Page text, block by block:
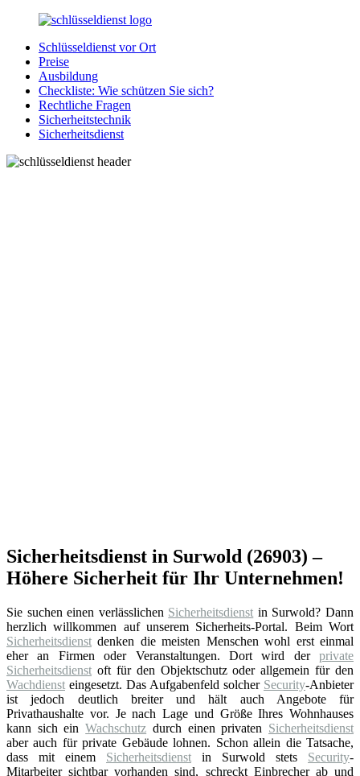
Zurück
Inhalt
SchluesseldienstDirekt.de
Ihre
Notlage
wird
gelöst!
Schlüsseldienst vor Ort
Preise
Ausbildung
Checkliste: Wie schützen Sie sich?
Rechtliche Fragen
Sicherheitstechnik
Sicherheitsdienst
Sicherheitsdienst in Surwold (26903) –
Höhere Sicherheit für Ihr Unternehmen!
Sie suchen einen verlässlichen Sicherheitsdienst in Surwold? Dann
herzlich willkommen auf unserem Sicherheits-Portal. Beim Wort
Sicherheitsdienst denken die meisten Menschen wohl erst einmal
eher an Firmen oder Veranstaltungen. Dort wird der private
Sicherheitsdienst oft für den Objektschutz oder allgemein für den
Wachdienst eingesetzt. Das Aufgabenfeld solcher Security-Anbieter
ist jedoch deutlich breiter und hält auch Angebote für
Privathaushalte vor. Je nach Lage und Größe Ihres Wohnhauses
kann sich einWachschutz durch einen privaten Sicherheitsdienst
aber auch für private Gebäude lohnen. Schon allein die Tatsache,
dass mit einem Sicherheitsdienst in Surwold stets Security-
Mitarbeiter sichtbar vorhanden sind, schreckt Einbrecher ab und